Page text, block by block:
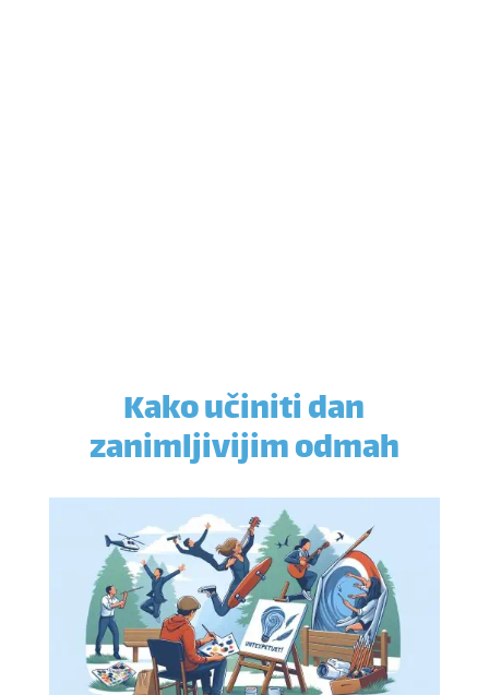
Kako učiniti dan
zanimljivijim odmah